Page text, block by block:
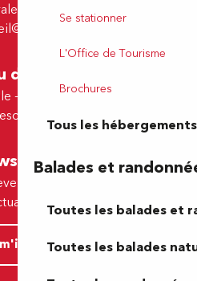
Se stationner
L'Office de Tourisme
Brochures
Tous les hébergements
Balades et
Toutes les balades et
Toutes les balades
- 64000 Pau
de Lescar
- 64230 Lescar
par e-mail nos offres et